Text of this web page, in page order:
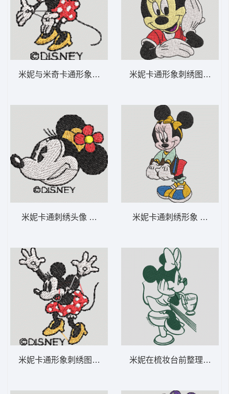
米妮与米奇卡通形象 米妮 49-DST格式
米妮卡通刺绣头像 米妮 48-DST格式
米妮卡通形象刺绣图案 米妮 47-DST格式
米妮卡通形象刺绣图案 米
米妮卡通刺绣形象 米妮
米妮在梳妆台前整理头发